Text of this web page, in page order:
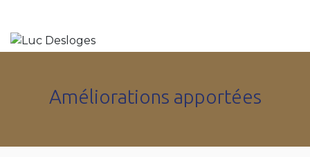
Améliorations apportées